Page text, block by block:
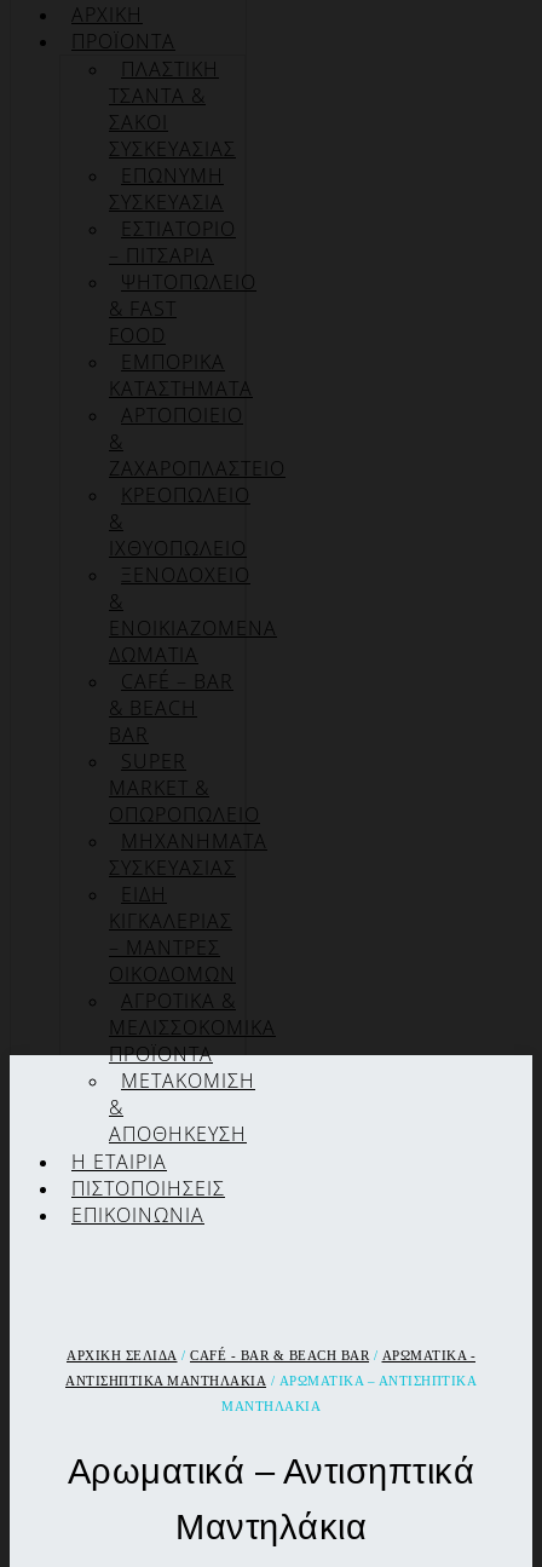
ΑΡΧΙΚΉ
ΠΡΟΪΌΝΤΑ
ΠΛΑΣΤΙΚΗ
ΤΣΑΝΤΑ &
ΣΑΚΟΙ
ΣΥΣΚΕΥΑΣΙΑΣ
ΕΠΏΝΥΜΗ
ΣΥΣΚΕΥΑΣΊΑ
ΕΣΤΙΑΤΟΡΙΟ
– ΠΙΤΣΑΡΙΑ
ΨΗΤΟΠΩΛΕΙΟ
& FAST
FOOD
ΕΜΠΟΡΙΚΑ
ΚΑΤΑΣΤΗΜΑΤΑ
ΑΡΤΟΠΟΙΕΙΟ
&
ΖΑΧΑΡΟΠΛΑΣΤΕΙΟ
ΚΡΕΟΠΩΛΕΙΟ
&
ΙΧΘΥΟΠΩΛΕΙΟ
ΞΕΝΟΔΟΧΕΙΟ
&
ΕΝΟΙΚΙΑΖΟΜΕΝΑ
ΔΩΜΑΤΙΑ
CAFÉ – BAR
& BEACH
BAR
SUPER
MARKET &
ΟΠΩΡΟΠΩΛΕΙΟ
ΜΗΧΑΝΗΜΑΤΑ
ΣΥΣΚΕΥΑΣΙΑΣ
ΕΙΔΗ
ΚΙΓΚΑΛΕΡΙΑΣ
– ΜΑΝΤΡΕΣ
ΟΙΚΟΔΟΜΩΝ
ΑΓΡΟΤΙΚΑ &
ΜΕΛΙΣΣΟΚΟΜΙΚΑ
ΠΡΟΪΟΝΤΑ
ΜΕΤΑΚΟΜΙΣΗ
&
ΑΠΟΘΗΚΕΥΣΗ
Η ΕΤΑΙΡΊΑ
ΠΙΣΤΟΠΟΙΉΣΕΙΣ
ΕΠΙΚΟΙΝΩΝΊΑ
ΑΡΧΙΚΉ ΣΕΛΊΔΑ / CAFÉ - BAR & BEACH BAR / ΑΡΩΜΑΤΙΚΑ -
ΑΝΤΙΣΗΠΤΙΚΑ ΜΑΝΤΗΛΑΚΙΑ / ΑΡΩΜΑΤΙΚΆ – ΑΝΤΙΣΗΠΤΙΚΆ
ΜΑΝΤΗΛΆΚΙΑ
Αρωματικά – Αντισηπτικά
Μαντηλάκια